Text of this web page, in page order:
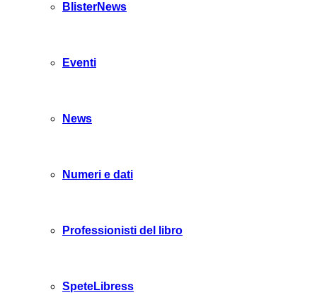
BlisterNews
Eventi
News
Numeri e dati
Professionisti del libro
SpeteLibress